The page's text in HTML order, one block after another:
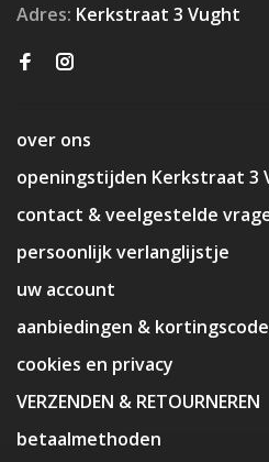
Adres: Kerkstraat 3 Vught
over ons
openingstijden Kerkstraat 3
contact & veelgestelde
persoonlijk verlanglijstje
uw account
aanbiedingen &
cookies en privacy
VERZENDEN & RETOURNEREN
betaalmethoden